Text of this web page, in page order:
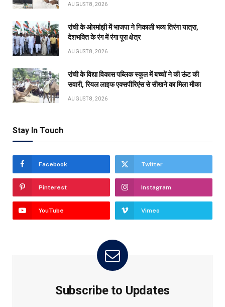
AUGUST 8, 2026
रांची के ओरमांझी में भाजपा ने निकाली भव्य तिरंगा यात्रा,
देशभक्ति के रंग में रंगा पूरा क्षेत्र
AUGUST 8, 2026
रांची के विद्या विकास पब्लिक स्कूल में बच्चों ने की ऊंट की
सवारी, रियल लाइफ एक्सपीरिएंस से सीखने का मिला मौका
AUGUST 8, 2026
Stay In Touch
Facebook Twitter
Pinterest Instagram
YouTube Vimeo
Subscribe to Updates